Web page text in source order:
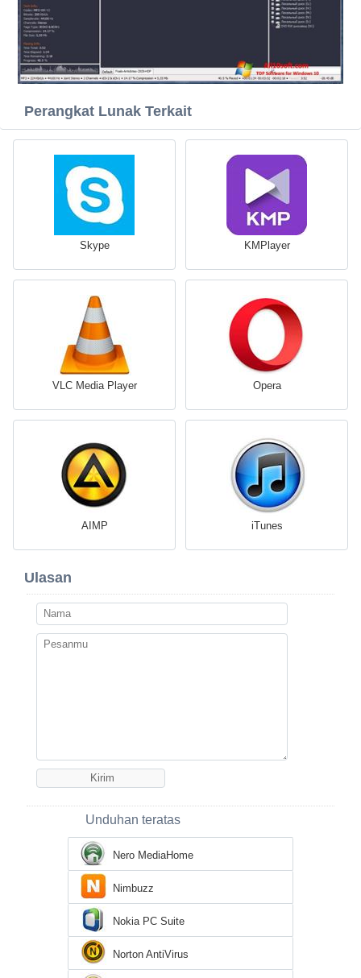
Perangkat Lunak Terkait
Skype KMPlayer
VLC Media Player Opera
AIMP iTunes
Ulasan
Unduhan teratas
Nero MediaHome
Nimbuzz
Nokia PC Suite
Norton AntiVirus